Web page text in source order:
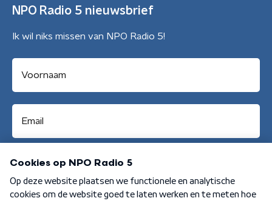
NPO Radio 5 nieuwsbrief
Ik wil niks missen van NPO Radio 5!
Aanmelden